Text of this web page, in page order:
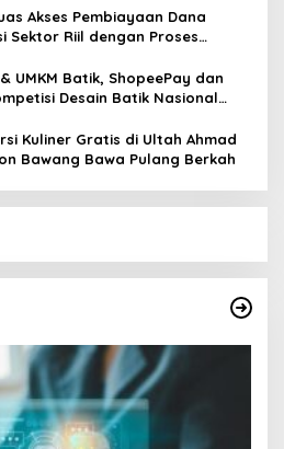
Akses Pembiayaan Dana
Sektor Riil dengan Proses
UMKM Batik, ShopeePay dan
Desain Batik Nasional
Kuliner Gratis di Ultah Ahmad
Bawang Bawa Pulang Berkah